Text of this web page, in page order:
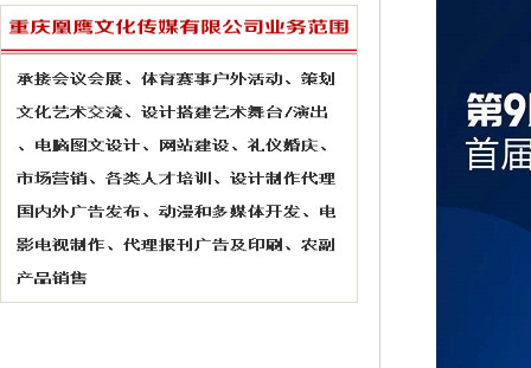
博览会9月9日开幕！
阿富汗一夜变天，留给世界的10点警示！